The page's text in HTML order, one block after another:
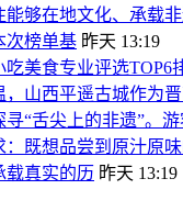
能够在地文化、承载
次榜单基 昨天 13:19
吃美食专业评选TOP6
山西平遥古城作为
“舌尖上的非遗”。
：既想品尝到原汁原
载真实的历 昨天 13:19